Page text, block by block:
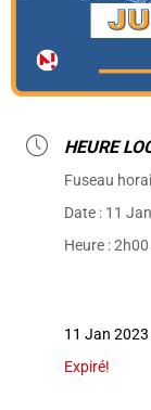
HEURE
Fuseau
Date : 11
Heure :2h00
11 Jan 2023
Expiré!